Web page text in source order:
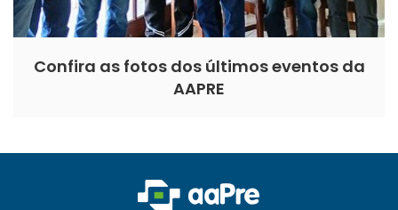
Confira as fotos dos últimos eventos da
AAPRE